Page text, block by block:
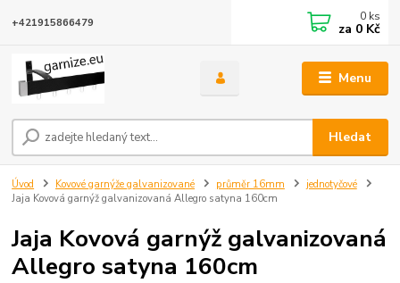
Menu
Hledat
+421915866479 0 ks
za 0 Kč
Úvod Kovové garnýže galvanizované průměr 16mm
jednotyčové
Jaja Kovová garnýž galvanizovaná Allegro satyna 160cm
Jaja Kovová garnýž galvanizovaná
Allegro satyna 160cm